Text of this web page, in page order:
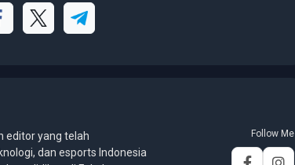
editor yang telah
dan esports Indonesia
Follow Me